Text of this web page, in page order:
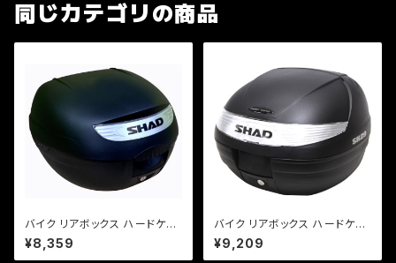
同じカテゴリの商品
バイク リアボックス ハードケー
ス SHAD SH26 リアボックス
無塗装ブラック
¥8,359
バイク リアボックス ハードケー
ス SHAD SH29 リアボックス
無塗装ブラック
¥9,209